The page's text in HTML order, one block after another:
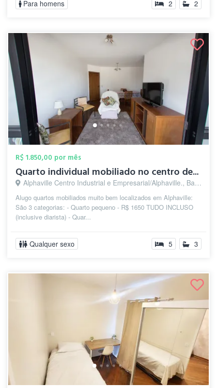
Para homens 2 2
R$ 1.850,00 por mês
Quarto individual mobiliado no centro de...
Alphaville Centro Industrial e Empresarial/Alphaville., Barueri - SP
Alugo quartos mobiliados muito bem localizados em Alphaville:
São 3 categorias: - Quarto pequeno - R$ 1650 TUDO INCLUSO
(inclusive diarista) - Quar...
Qualquer sexo 5 3